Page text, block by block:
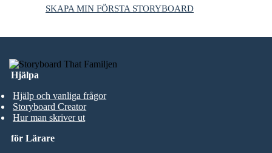
SKAPA MIN FÖRSTA STORYBOARD
Hjälpa
Hjälp och vanliga frågor
Storyboard Creator
Hur man skriver ut
för Lärare